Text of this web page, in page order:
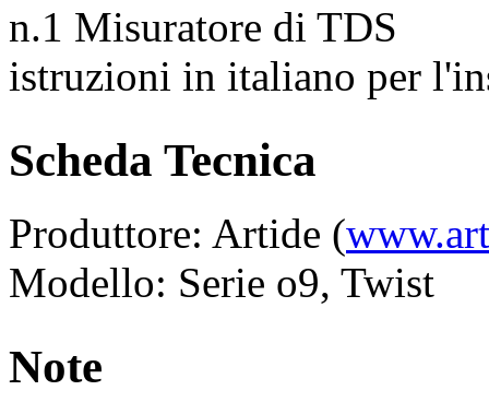
n.1 Misuratore di TDS
istruzioni in italiano per
Scheda Tecnica
Produttore: Artide (
Modello: Serie o9, Twist
Note